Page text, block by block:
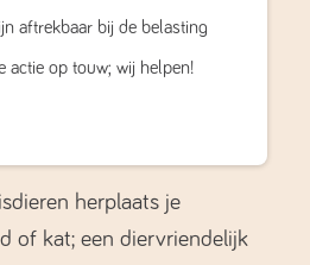
aftrekbaar bij de belasting
actie op touw; wij helpen!
herplaats je
of kat; een diervriendelijk